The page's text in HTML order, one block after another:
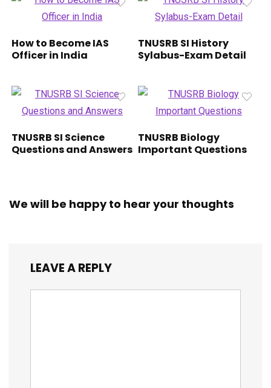
How to Become IAS
Officer in India
TNUSRB SI History
Sylabus-Exam Detail
TNUSRB SI Science
Questions and Answers
TNUSRB Biology
Important Questions
We will be happy to hear your thoughts
LEAVE A REPLY